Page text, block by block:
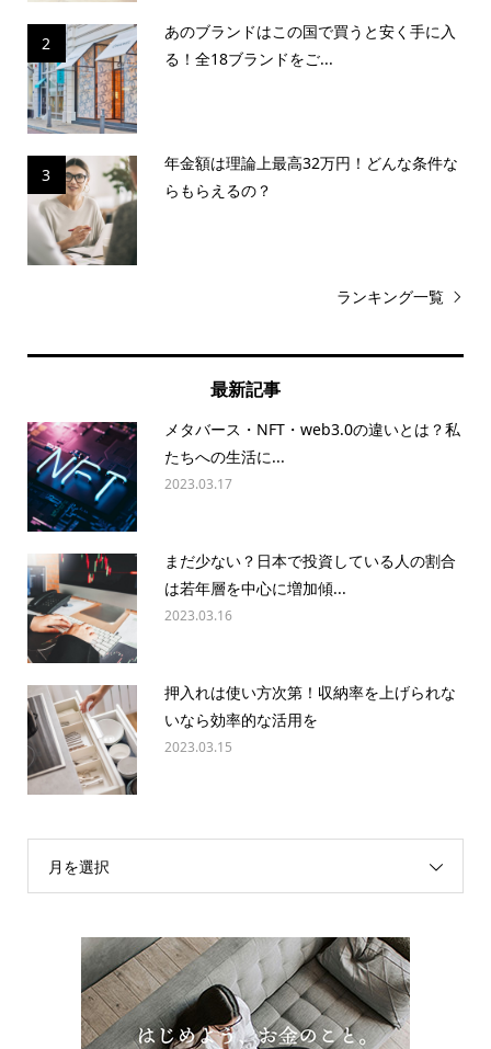
2
あのブランドはこの国で買うと安く手に入
る！全18ブランドをご...
3
年金額は理論上最高32万円！どんな条件な
らもらえるの？
ランキング一覧
最新記事
メタバース・NFT・web3.0の違いとは？私
たちへの生活に...
2023.03.17
まだ少ない？日本で投資している人の割合
は若年層を中心に増加傾...
2023.03.16
押入れは使い方次第！収納率を上げられな
いなら効率的な活用を
2023.03.15
月を選択